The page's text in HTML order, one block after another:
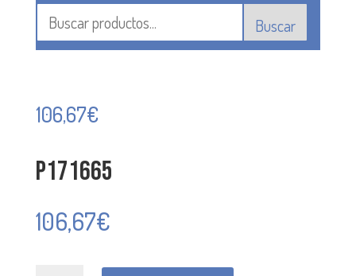
Buscar
106,67€
P171665
106,67€